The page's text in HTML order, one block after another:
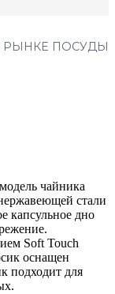
ПОСУДЫ
чайника
стали
капсульное дно
Soft Touch
оснащен
подходит для